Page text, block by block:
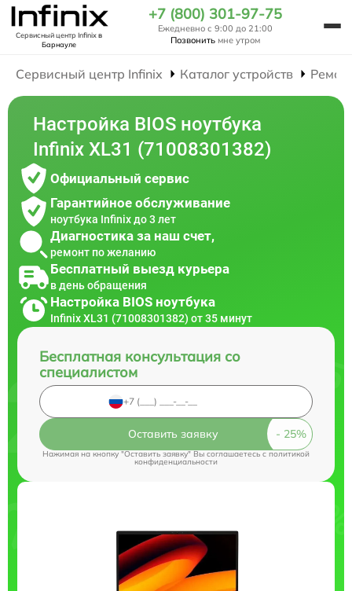
Сервисный центр Infinixв
Барнауле
+7 (800) 301-97-75
Ежедневно с 9:00 до 21:00
Позвонить мне утром
Сервисный центр Infinix Каталог устройств
Настройка BIOS ноутбука
Infinix XL31 (71008301382)
Официальный сервис
Гарантийное обслуживание
ноутбука Infinix до 3 лет
Диагностика за наш счет,
ремонт по желанию
Бесплатный выезд курьера
в день обращения
Настройка BIOS ноутбука
Infinix XL31 (71008301382) от 35 минут
Бесплатная консультация со
специалистом
Оставить заявку
Нажимая на кнопку "Оставить заявку" Вы соглашаетесь cполитикой
конфиденциальности